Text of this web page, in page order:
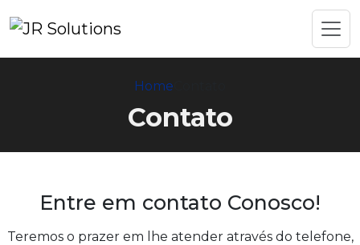
Home
Contato
Entre em contato Conosco!
Teremos o prazer em lhe atender através do telefone,